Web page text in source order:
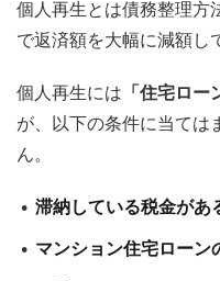
個人再生とは債務整理方
で返済額を大幅に減額し
個人再生には 「住宅ロー
が、以下の条件に当ては
ん。
滞納している税金があ
マンション住宅ローン